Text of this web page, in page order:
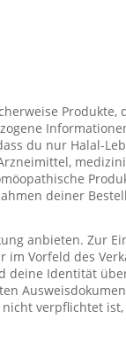
Produkte,
du nur Halal-
deiner
anbieten. Zur
im Vorfeld des
deine Identität
verpflichtet